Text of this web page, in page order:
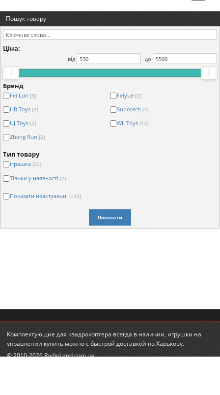
Пошук товару
Ціна:
від до
Бренд
Fei Lun [3] Feiyue [2]
HB Toys [3] Subotech [7]
UJ Toys [2] WL Toys [13]
Zheng Run [2]
Тип товару
іграшка [32]
Тільки у наявності [2]
Показати неактуальні [+30]
Показати
Комплектующие для квадрокоптера всегда в наличии, игрушки на
управлении купитьможно с быстрой доставкой по Харькову.
© 2010-2026 RadioLand.com.ua